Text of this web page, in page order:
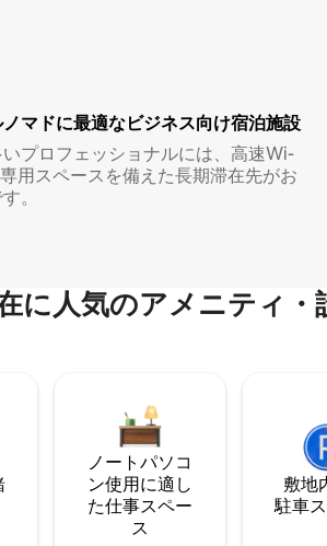
マド⁠に最⁠適⁠なビ⁠ジ⁠ネ⁠ス⁠向⁠け宿⁠泊⁠施⁠設
プロフェッショナルには、高速Wi-
用スペースを備えた長期滞在先がお
。
に人気のアメニティ・
ノートパソコ
ン使用に適し
た仕事スペー
ス
敷地
駐⁠車